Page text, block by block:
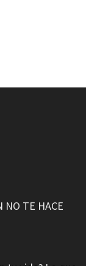
NO TE HACE